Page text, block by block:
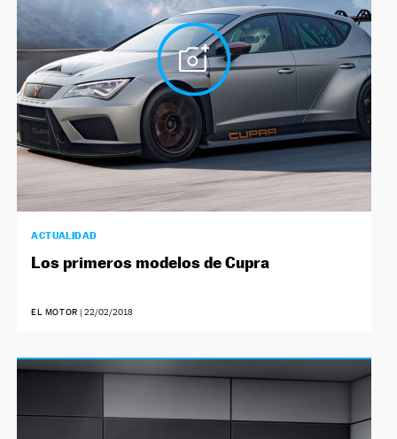
ACTUALIDAD
Los primeros modelos de Cupra
EL MOTOR |22/02/2018